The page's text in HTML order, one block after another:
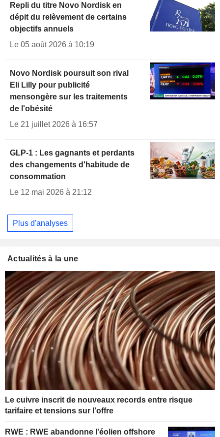
Repli du titre Novo Nordisk en
dépit du relèvement de certains
objectifs annuels
Le 05 août 2026 à 10:19
Novo Nordisk poursuit son rival
Eli Lilly pour publicité
mensongère sur les traitements
de l'obésité
Le 21 juillet 2026 à 16:57
GLP-1 : Les gagnants et perdants
des changements d'habitude de
consommation
Le 12 mai 2026 à 21:12
Plus d'analyses
Actualités à la une
Le cuivre inscrit de nouveaux records entre risque
tarifaire et tensions sur l'offre
RWE : RWE abandonne l'éolien offshore